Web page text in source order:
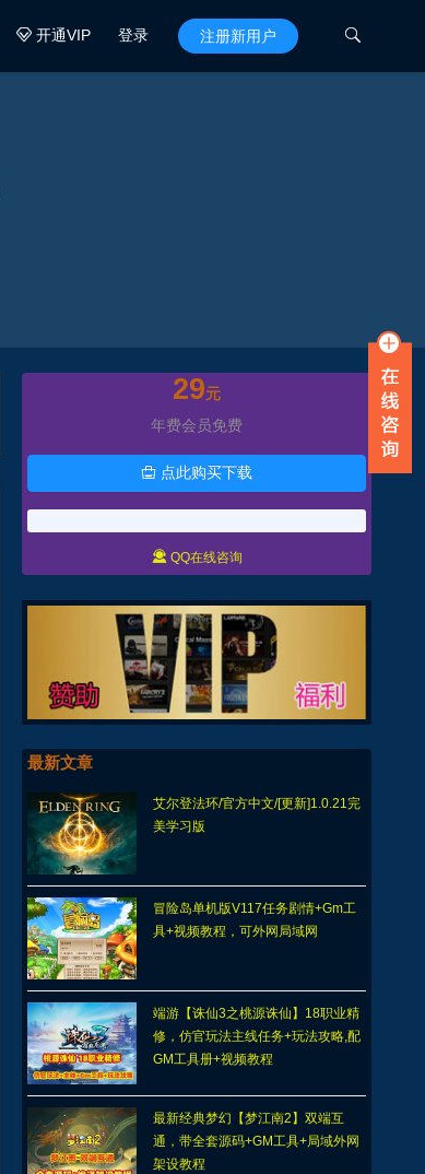
开通VIP 登录 注册新用户 
29元
年费会员免费
 点此购买下载
 QQ在线咨询
最新文章
艾尔登法环/官方中文/[更新]1.0.21完
美学习版
冒险岛单机版V117任务剧情+Gm工
具+视频教程，可外网局域网
端游【诛仙3之桃源诛仙】18职业精
修，仿官玩法主线任务+玩法攻略,配
GM工具册+视频教程
最新经典梦幻【梦江南2】双端互
通，带全套源码+GM工具+局域外网
架设教程